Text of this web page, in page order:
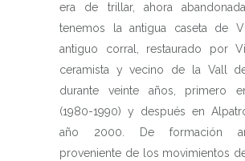
era de trillar, ahora
tenemos la antigua caseta de
antiguo corral, restaurado por
ceramista y vecino de la Vall
durante veinte años, primero
(1980-1990) y después en
año 2000. De formación
proveniente de los movimientos